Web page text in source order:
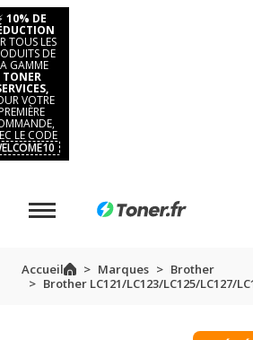
10% DE
TOUS LES
DE
GAMME
TONER
VOTRE
LE CODE
Accueil Marques
Brother
Brother LC121/LC123/LC125/LC127/